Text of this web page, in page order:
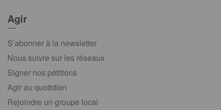
Agir
S’abonner à la newsletter
Nous suivre sur les réseaux
Signer nos pétitions
Agir au quotidien
Rejoindre un groupe local